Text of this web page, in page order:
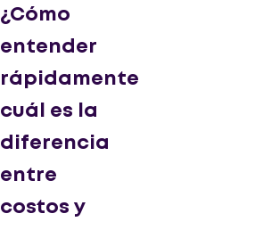
¿Cómo
entender
rápidamente
cuál es la
diferencia
entre
costos y